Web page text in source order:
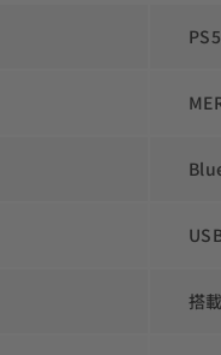
搭